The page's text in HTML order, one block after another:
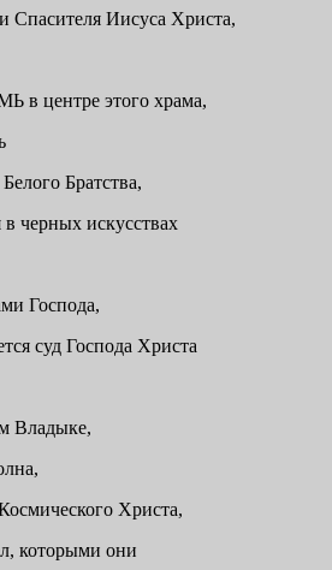
Спасителя Иисуса Христа,
центре этого храма,
Братства,
черных искусствах
Господа,
суд Господа Христа
Владыке,
Христа,
которыми они